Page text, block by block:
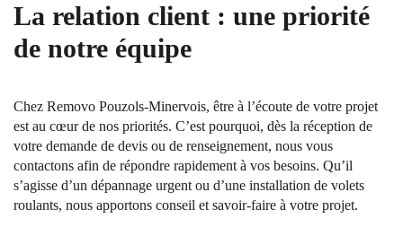
La relation client : une priorité
de notre équipe
Chez Removo Pouzols-Minervois, être à l’écoute de votre projet
est au cœur de nos priorités. C’est pourquoi, dès la réception de
votre demande de devis ou de renseignement, nous vous
contactons afin de répondre rapidement à vos besoins. Qu’il
s’agisse d’un dépannage urgent ou d’une installation de volets
roulants, nous apportons conseil et savoir-faire à votre projet.